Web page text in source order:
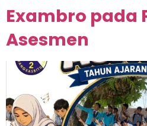
Exambro pada
Asesmen